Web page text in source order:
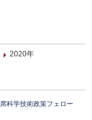
2020年
科学技術政策フェロー